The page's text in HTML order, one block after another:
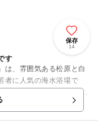
保存
14
す
は、雰囲気ある松原と白
者に人気の海水浴場で
さです。 海水浴シ